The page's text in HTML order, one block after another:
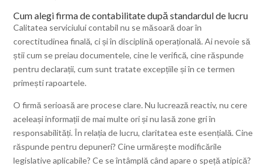
Cum alegi firma de contabilitate după standardul de lucru
Calitatea serviciului contabil nu se măsoară doar în
corectitudinea finală, ci și în disciplină operațională. Ai nevoie să
știi cum se preiau documentele, cine le verifică, cine răspunde
pentru declarații, cum sunt tratate excepțiile și în ce termen
primești rapoartele.
O firmă serioasă are procese clare. Nu lucrează reactiv, nu cere
aceleași informații de mai multe ori și nu lasă zone gri în
responsabilități. În relația de lucru, claritatea este esențială. Cine
răspunde pentru depuneri? Cine urmărește modificările
legislative aplicabile? Ce se întâmplă când apare o speță atipică?